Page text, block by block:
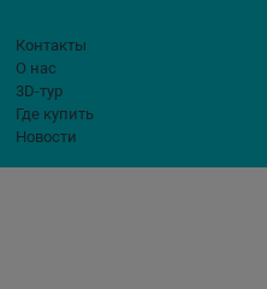
Контакты
О нас
3D-тур
Где купить
Новости